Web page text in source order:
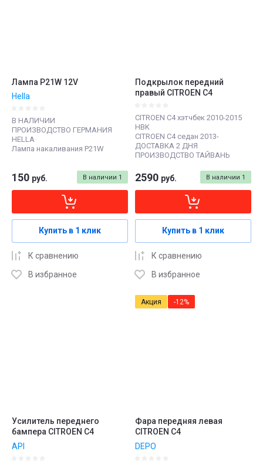
Лампа P21W 12V
Hella
В НАЛИЧИИ
ПРОИЗВОДСТВО ГЕРМАНИЯ
HELLA
Лампа накаливания P21W
В наличии 1
150 руб.
Купить в 1 клик
К сравнению
В избранное
Подкрылок передний
правый CITROEN C4
CITROEN C4 хэтчбек 2010-2015
HBK
CITROEN C4 седан 2013-
ДОСТАВКА 2 ДНЯ
ПРОИЗВОДСТВО ТАЙВАНЬ
В наличии 1
2590 руб.
Купить в 1 клик
К сравнению
В избранное
Усилитель переднего
бампера CITROEN C4
API
Акция -12%
Фара передняя левая
CITROEN C4
DEPO